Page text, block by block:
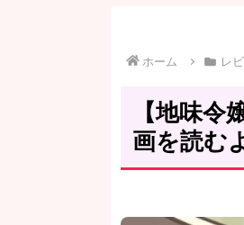
ホーム レ
【地味
画を読む